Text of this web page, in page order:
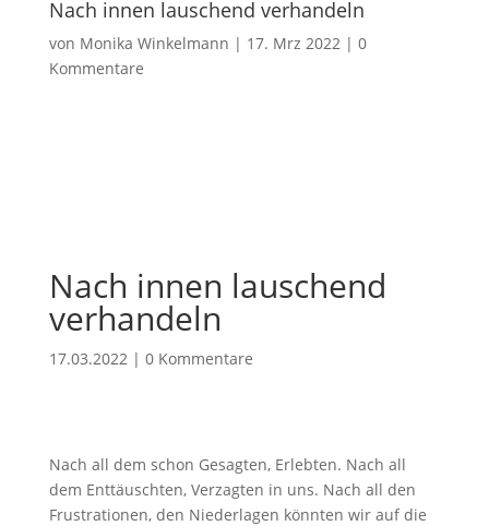
Nach innen lauschend verhandeln
von Monika Winkelmann | 17. Mrz 2022| 0
Kommentare
Nach innen lauschend
verhandeln
17.03.2022| 0 Kommentare
Nach all dem schon Gesagten, Erlebten. Nach all
dem Enttäuschten, Verzagten in uns. Nach all den
Frustrationen, den Niederlagen könnten wir auf die